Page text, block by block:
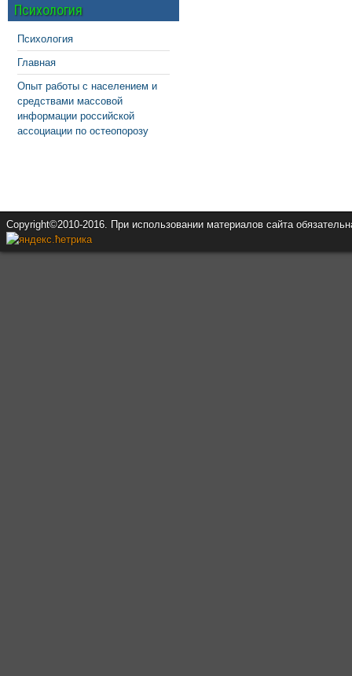
Психология
Психология
Главная
Опыт работы с населением и
средствами массовой
информации российской
ассоциации по остеопорозу
Copyright©2010-2016. При использовании материалов сайта